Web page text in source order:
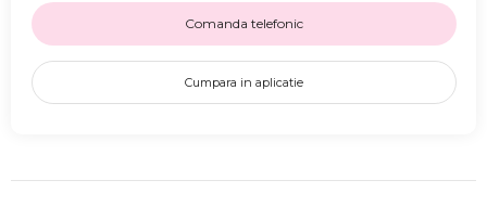
Comanda telefonic
Cumpara in aplicatie